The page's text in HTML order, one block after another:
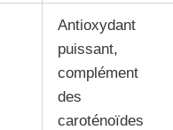
Antioxydant
puissant,
complément
des
caroténoïdes